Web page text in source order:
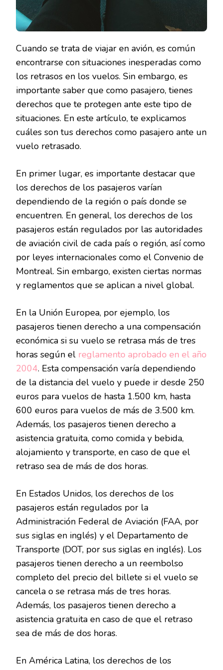
Cuando se trata de viajar en avión, es común
encontrarse con situaciones inesperadas como
los retrasos en los vuelos. Sin embargo, es
importante saber que como pasajero, tienes
derechos que te protegen ante este tipo de
situaciones. En este artículo, te explicamos
cuáles son tus derechos como pasajero ante un
vuelo retrasado.
En primer lugar, es importante destacar que
los derechos de los pasajeros varían
dependiendo de la región o país donde se
encuentren. En general, los derechos de los
pasajeros están regulados por las autoridades
de aviación civil de cada país o región, así como
por leyes internacionales como el Convenio de
Montreal. Sin embargo, existen ciertas normas
y reglamentos que se aplican a nivel global.
En la Unión Europea, por ejemplo, los
pasajeros tienen derecho a una compensación
económica si su vuelo se retrasa más de tres
horas según el reglamento aprobado en el año
2004. Esta compensación varía dependiendo
de la distancia del vuelo y puede ir desde 250
euros para vuelos de hasta 1.500 km, hasta
600 euros para vuelos de más de 3.500 km.
Además, los pasajeros tienen derecho a
asistencia gratuita, como comida y bebida,
alojamiento y transporte, en caso de que el
retraso sea de más de dos horas.
En Estados Unidos, los derechos de los
pasajeros están regulados por la
Administración Federal de Aviación (FAA, por
sus siglas en inglés) y el Departamento de
Transporte (DOT, por sus siglas en inglés). Los
pasajeros tienen derecho a un reembolso
completo del precio del billete si el vuelo se
cancela o se retrasa más de tres horas.
Además, los pasajeros tienen derecho a
asistencia gratuita en caso de que el retraso
sea de más de dos horas.
En América Latina, los derechos de los